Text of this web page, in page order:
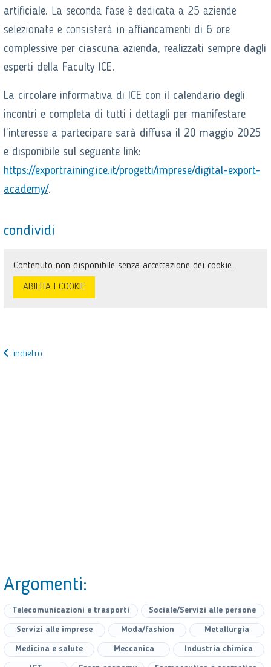
artificiale. La seconda fase è dedicata a 25 aziende
selezionate e consisterà in affiancamenti di 6 ore
complessive per ciascuna azienda, realizzati sempre dagli
esperti della Faculty ICE.
La circolare informativa di ICE con il calendario degli
incontri e completa di tutti i dettagli per manifestare
l’interesse a partecipare sarà diffusa il 20 maggio 2025
e disponibile sul seguente link:
https://exportraining.ice.it/progetti/imprese/digital-export-
academy/.
condividi
Contenuto non disponibile senza accettazione dei cookie.
ABILITA I COOKIE
indietro
Argomenti:
Telecomunicazioni e trasporti Sociale/Servizi alle persone
Servizi alle imprese Moda/fashion Metallurgia
Medicina e salute Meccanica Industria chimica